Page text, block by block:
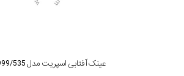
عینک آفتابی اسپریت مدل ET17999/535